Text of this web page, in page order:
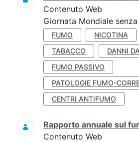
Contenuto Web
Giornata Mondiale
FUMO NICOTINA
TABACCO
DANNI
FUMO PASSIVO
PATOLOGIE FUMO-
CENTRI ANTIFUMO
Rapporto annuale sul
Contenuto Web